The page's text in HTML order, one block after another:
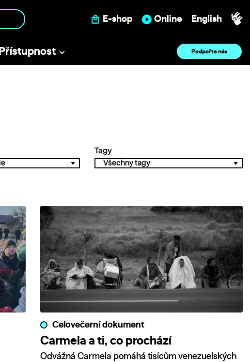
E-shop Online English
Přístupnost Podpořte nás
Tagy
Celovečerní dokument
Carmela a ti, co prochází
Odvážná Carmela pomáhá tisícům venezuelských